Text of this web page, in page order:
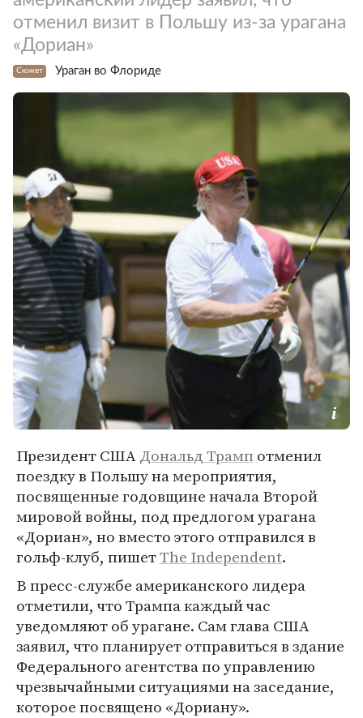
отменил визит в Польшу из-за урагана
«Дориан»
Сюжет Ураган во Флориде
Президент СШАДональд Трамп отменил
поездку в Польшу на мероприятия,
посвященные годовщине начала Второй
мировой войны, под предлогом урагана
«Дориан», но вместо этого отправился в
гольф-клуб, пишетThe Independent.
В пресс-службе американского лидера
отметили, что Трампа каждый час
уведомляют об урагане. Сам глава США
заявил, что планирует отправиться в здание
Федерального агентства по управлению
чрезвычайными ситуациями на заседание,
которое посвящено «Дориану».